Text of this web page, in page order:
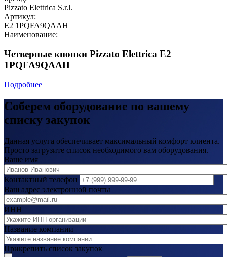
Pizzato Elettrica S.r.l.
Артикул:
E2 1PQFA9QAAH
Наименование:
Четверные кнопки Pizzato Elettrica E2
1PQFA9QAAH
Подробнее
Соберем оборудование по вашему
списку закупок
Данная услуга обеспечивает максимальный комфорт клиента.
Просто загрузите список необходимого вам оборудования.
Ваше имя
Контактный телефон
Ваш адрес электронной почты
ИНН
Название компании
Прикрепить список закупок